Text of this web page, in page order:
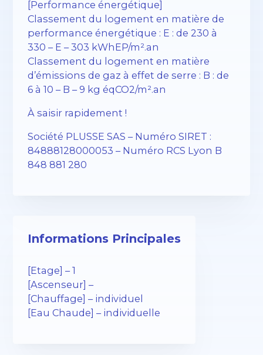
[Performance énergétique]
Classement du logement en matière de
performance énergétique : E : de 230 à
330 – E – 303 kWhEP/m².an
Classement du logement en matière
d’émissions de gaz à effet de serre : B : de
6 à 10 – B – 9 kg éqCO2/m².an
À saisir rapidement !
Société PLUSSE SAS – ​​Numéro SIRET :
84888128000053 – Numéro RCS Lyon B
848 881 280
Informations Principales
[Etage] – 1
[Ascenseur] –
[Chauffage] – individuel
[Eau Chaude] – individuelle